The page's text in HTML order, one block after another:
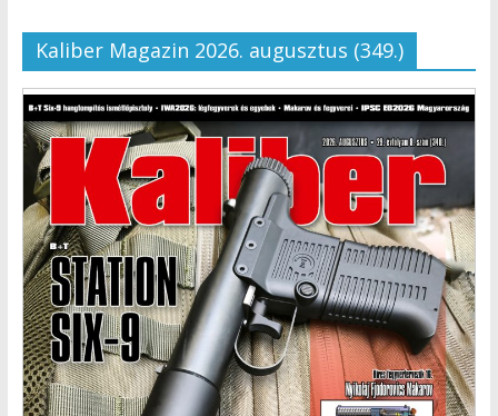
Kaliber Magazin 2026. augusztus (349.)